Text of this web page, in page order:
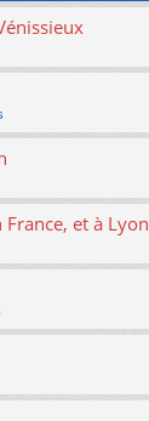
et à Lyon